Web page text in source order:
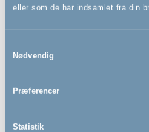
eller som de har indsamlet fra din
Nødvendig
Præferencer
Statistik